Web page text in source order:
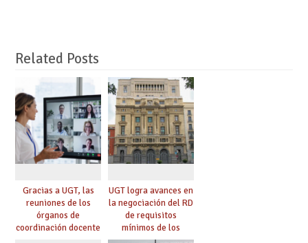
Related Posts
Gracias a UGT, las
reuniones de los
órganos de
coordinación docente
UGT logra avances en
la negociación del RD
de requisitos
mínimos de los
centros educativos y